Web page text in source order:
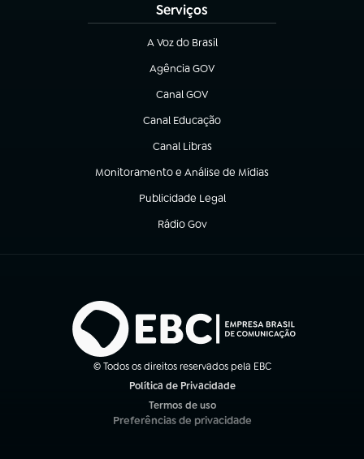
Serviços
A Voz do Brasil
(abre em nova aba)
Agência GOV
(abre em nova aba)
Canal GOV
(abre em nova aba)
Canal Educação
(abre em nova aba)
Canal Libras
(abre em nova aba)
Monitoramento e Análise de Mídias
(abre em nova aba)
Publicidade Legal
(abre em nova aba)
Rádio Gov
(abre em nova aba)
© Todos os direitos reservados pela EBC
Política de Privacidade
Termos de uso
(abre em nova aba)
Preferências de privacidade